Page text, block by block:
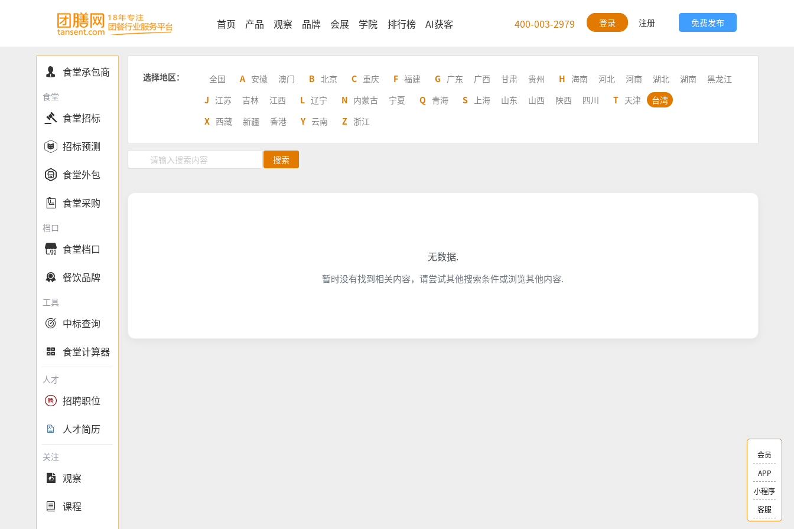
首页 产品 观察 品牌 会展 学院 排行榜 AI获客 400-003-2979 登录 注册 免费发布
 食堂承包商
食堂
 食堂招标
 招标预测
 食堂外包
 食堂采购
档口
 食堂档口
 餐饮品牌
工具
 中标查询
 食堂计算器
人才
 招聘职位
 人才简历
关注
 观察
 课程
选择地区： 全国 A 安徽 澳门 B 北京 C 重庆 F 福建 G 广东 广西 甘肃 贵州 H 海南 河北 河南 湖北 湖南
黑龙江
J 江苏 吉林 江西 L 辽宁 N 内蒙古 宁夏 Q 青海 S 上海 山东 山西 陕西 四川 T 天津
台湾
X 西藏 新疆 香港 Y 云南 Z 浙江
搜索
无数据.
暂时没有找到相关内容，请尝试其他搜索条件或浏览其他内容.
会员
APP
小程序
客服